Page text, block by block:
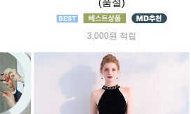
3,000원 적립